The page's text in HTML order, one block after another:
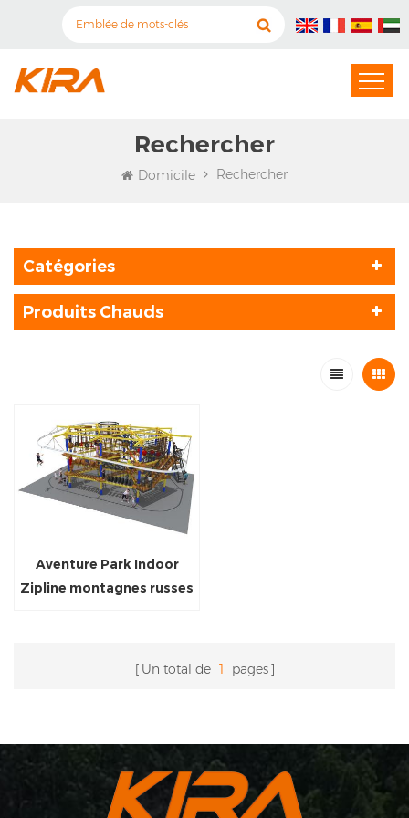
Rechercher
Domicile Rechercher
Catégories
Produits Chauds
Aventure Park Indoor
Zipline montagnes russes
Un total de 1 pages